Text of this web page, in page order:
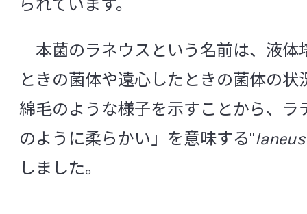
バクテロイデス フラクサス
バクテロイデス
バチルス セレウス
バルネシエラ インテステ
パラサテレラ エクスクレメンティホミニス
パラサテレラ セクンダ
パラプレボテラ キシ
パラプレボテラ クララ
られています。
本菌のラネウスという名前は、液体
ときの菌体や遠心したときの菌体の状
綿毛のような様子を示すことから、ラ
のように柔らかい」を意味する"
しました。